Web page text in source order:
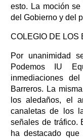
esto. La moción
del Gobierno y del
COLEGIO DE LOS
Por unanimidad
Podemos IU
inmediaciones
Barreros. La
los aledaños, el
canaletas de los
señales de tráfico.
ha destacado